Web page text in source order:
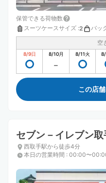
保管できる荷物数
スーツケースサイズ :2 バッ
空
8/9日 8/10月 8/11火
この店
セブン－イレブン取
西取手駅から徒歩4分
本日の営業時間 : 00:00〜